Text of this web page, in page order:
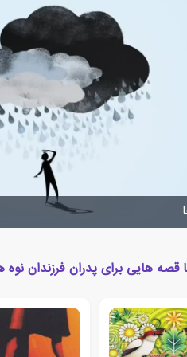
هایی برای پدران فرزندان نوه